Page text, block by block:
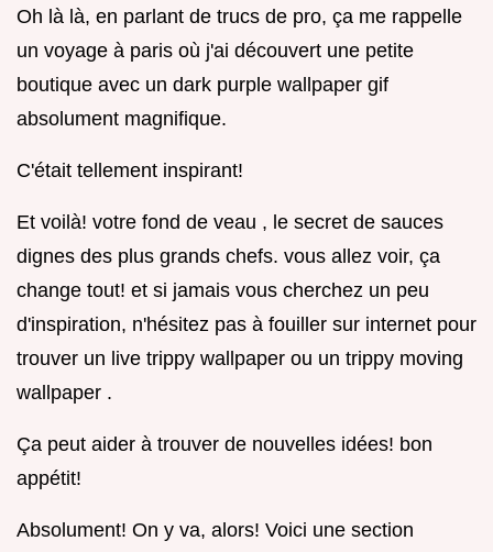
Oh là là, en parlant de trucs de pro, ça me rappelle
un voyage à paris où j'ai découvert une petite
boutique avec un dark purple wallpaper gif
absolument magnifique.
C'était tellement inspirant!
Et voilà! votre fond de veau , le secret de sauces
dignes des plus grands chefs. vous allez voir, ça
change tout! et si jamais vous cherchez un peu
d'inspiration, n'hésitez pas à fouiller sur internet pour
trouver un live trippy wallpaper ou un trippy moving
wallpaper .
Ça peut aider à trouver de nouvelles idées! bon
appétit!
Absolument! On y va, alors! Voici une section